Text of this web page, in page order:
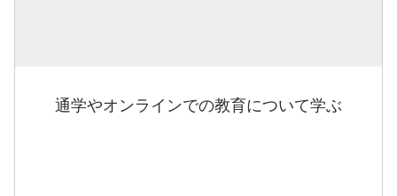
通学やオンラインでの教育について学ぶ